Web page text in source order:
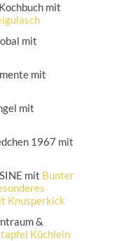
mit
mit
mit
mit
1967 mit
mit Bunter
Knusperkick
&
Küchlein